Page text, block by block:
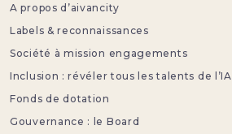
A propos d’aivancity
Labels & reconnaissances
Société à mission engagements
Inclusion : révéler tous les talents de l’IA
Fonds de dotation
Gouvernance : le Board